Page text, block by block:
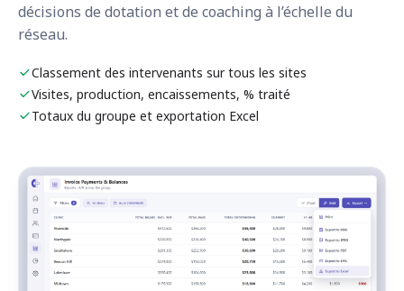
décisions de dotation et de coaching à l’échelle du
réseau.
Classement des intervenants sur tous les sites
Visites, production, encaissements, % traité
Totaux du groupe et exportation Excel